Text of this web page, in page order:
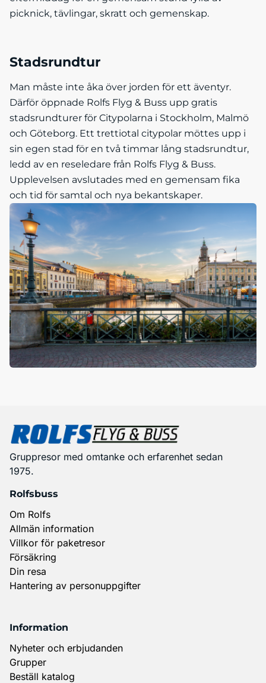
picknick, tävlingar, skratt och gemenskap.
Stadsrundtur
Man måste inte åka över jorden för ett äventyr.
Därför öppnade Rolfs Flyg & Buss upp gratis
stadsrundturer för Citypolarna i Stockholm, Malmö
och Göteborg. Ett trettiotal citypolar möttes upp i
sin egen stad för en två timmar lång stadsrundtur,
ledd av en reseledare från Rolfs Flyg & Buss.
Upplevelsen avslutades med en gemensam fika
och tid för samtal och nya bekantskaper.
Gruppresor med omtanke och erfarenhet sedan
1975.
Rolfsbuss
Om Rolfs
Allmän information
Villkor för paketresor
Försäkring
Din resa
Hantering av personuppgifter
Information
Nyheter och erbjudanden
Grupper
Beställ katalog